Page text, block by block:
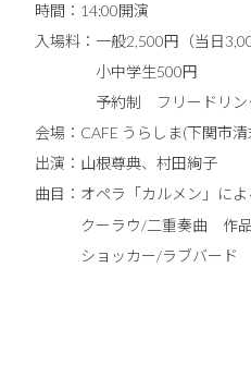
時間：14:00開演
入場料：一般2,500円（当日
小中学生500円
予約制 フリードリン
会場：CAFE うらしま(下関市
出演：山根尊典、村田絢子
曲目：オペラ「カルメン」に
クーラウ/二重奏曲 作品
ショッカー/ラブバード